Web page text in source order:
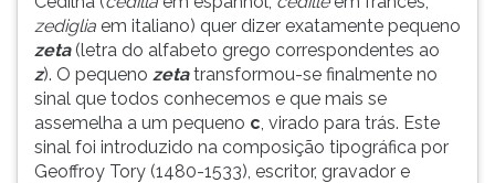
menu
principal
pressione
zediglia em italiano) quer dizer exatamente pequeno
zeta(letra do alfabeto grego correspondentes ao
z). O pequeno zetatransformou-se finalmente no
sinal que todos conhecemos e que mais se
assemelha a um pequeno c, virado para trás. Este
sinal foi introduzido na composição tipográfica por
Geoffroy Tory (1480-1533), escritor, gravador e